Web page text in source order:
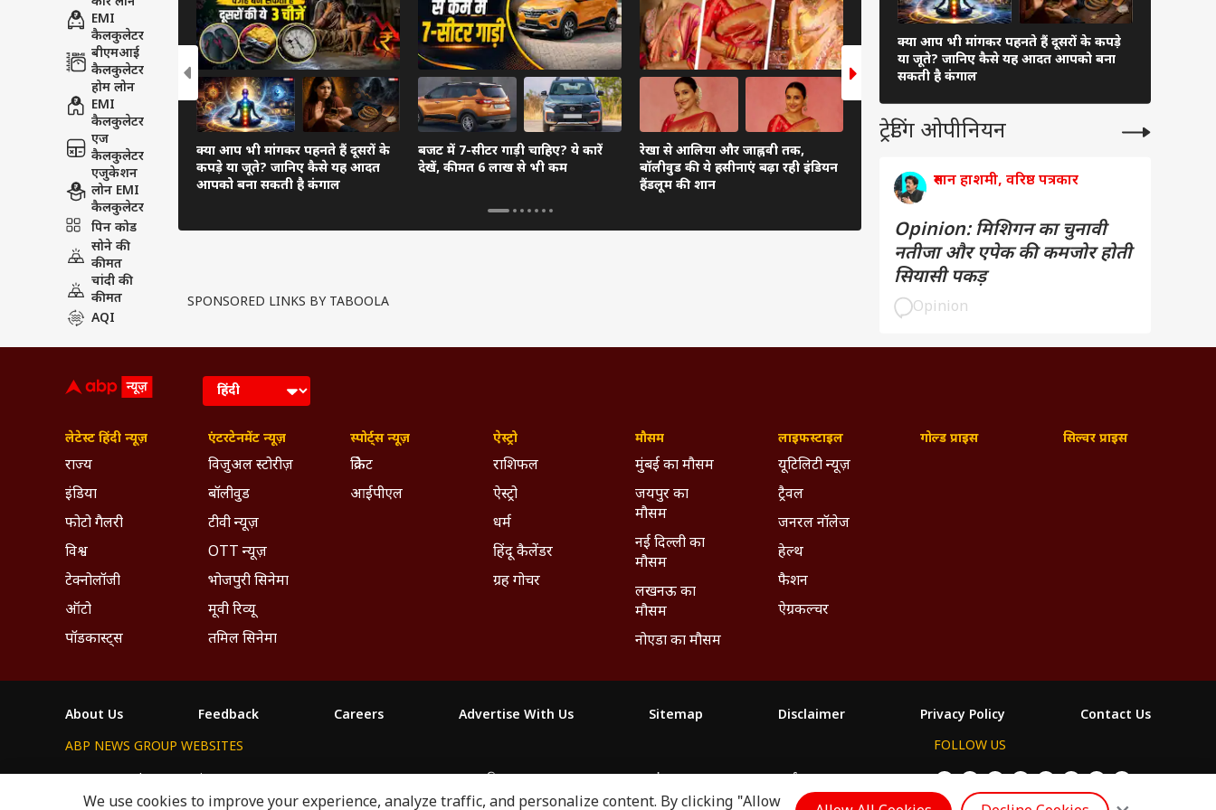
EMI
कैलकुलेटर
बीएमआई
कैलकुलेटर
होम लोन
EMI
कैलकुलेटर
एज
कैलकुलेटर
एजुकेशन
लोन EMI
कैलकुलेटर
पिन कोड
सोने की
कीमत
चांदी की
कीमत
AQI
क्या आप भी मांगकर पहनते हैं दूसरों के
कपड़े या जूते? जानिए कैसे यह आदत
आपको बना सकती है कंगाल
बजट में 7-सीटर गाड़ी चाहिए? ये कारें
देखें, कीमत 6 लाख से भी कम
रेखा से आलिया और जाह्नवी तक,
बॉलीवुड की ये हसीनाएं बढ़ा रही इंडियन
हैंडलूम की शान
पौधे लगाएं या नहीं, जान लें नियम
SPONSORED LINKS BY TABOOLA
क्या आप भी मांगकर पहनते हैं दूसरों के कपड़े
या जूते? जानिए कैसे यह आदत आपको बना
सकती है कंगाल
ट्रेडिंग ओपीनियन
रुमान हाशमी, वरिष्ठ पत्रकार
Opinion: मिशिगन का चुनावी
नतीजा और एपेक की कमजोर होती
सियासी पकड़
Opinion
लेटेस्ट हिंदी न्यूज़
राज्य
इंडिया
फोटो गैलरी
विश्व
टेक्नोलॉजी
ऑटो
पॉडकास्ट्स
एंटरटेनमेंट न्यूज़
विजुअल स्टोरीज़
बॉलीवुड
टीवी न्यूज़
OTT न्यूज़
भोजपुरी सिनेमा
मूवी रिव्यू
तमिल सिनेमा
स्पोर्ट्स न्यूज़
क्रिकेट
आईपीएल
ऐस्ट्रो
राशिफल
ऐस्ट्रो
धर्म
हिंदू कैलेंडर
ग्रह गोचर
मौसम
मुंबई का मौसम
जयपुर का
मौसम
नई दिल्ली का
मौसम
लखनऊ का
मौसम
नोएडा का मौसम
लाइफस्टाइल
यूटिलिटी न्यूज़
ट्रैवल
जनरल नॉलेज
हेल्थ
फैशन
ऐग्रकल्चर
गोल्ड प्राइस सिल्वर प्राइस
About Us Feedback Careers Advertise With Us Sitemap Disclaimer Privacy Policy
Contact Us
ABP NEWS GROUP WEBSITES
FOLLOW US
We use cookies to improve your experience, analyze traffic, and personalize content. By clicking "Allow